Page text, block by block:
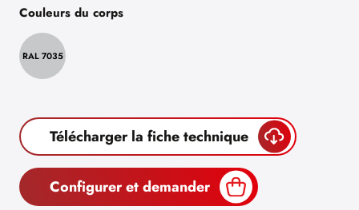
Couleurs du corps
RAL 7035
Télécharger la fiche technique
Configurer et demander